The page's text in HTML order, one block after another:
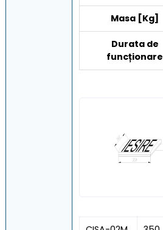
Masa [Kg]
Durata de
funcționare